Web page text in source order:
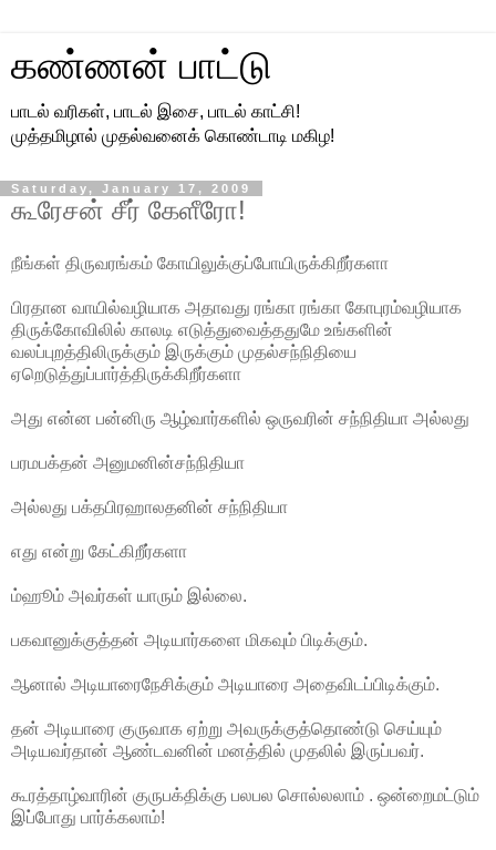
கண்ணன் பாட்டு
பாடல் வரிகள், பாடல் இசை, பாடல் காட்சி!
முத்தமிழால் முதல்வனைக் கொண்டாடி மகிழ!
Saturday, January 17, 2009
கூரேசன் சீர் கேளீரோ!
நீங்கள் திருவரங்கம் கோயிலுக்குப்போயிருக்கிறீர்களா
பிரதான வாயில்வழியாக அதாவது ரங்கா ரங்கா கோபுரம்வழியாக
திருக்கோவிலில் காலடி எடுத்துவைத்ததுமே உங்களின்
வலப்புறத்திலிருக்கும் இருக்கும் முதல்சந்நிதியை
ஏறெடுத்துப்பார்த்திருக்கிறீர்களா
அது என்ன பன்னிரு ஆழ்வார்களில் ஒருவரின் சந்நிதியா அல்லது
பரமபக்தன் அனுமனின்சந்நிதியா
அல்லது பக்தபிரஹாலதனின் சந்நிதியா
எது என்று கேட்கிறீர்களா
ம்ஹூம் அவர்கள் யாரும் இல்லை.
பகவானுக்குத்தன் அடியார்களை மிகவும் பிடிக்கும்.
ஆனால் அடியாரைநேசிக்கும் அடியாரை அதைவிடப்பிடிக்கும்.
தன் அடியாரை குருவாக ஏற்று அவருக்குத்தொண்டு செய்யும்
அடியவர்தான் ஆண்டவனின் மனத்தில் முதலில் இருப்பவர்.
கூரத்தாழ்வாரின் குருபக்திக்கு பலபல சொல்லலாம் . ஒன்றைமட்டும்
இப்போது பார்க்கலாம்!